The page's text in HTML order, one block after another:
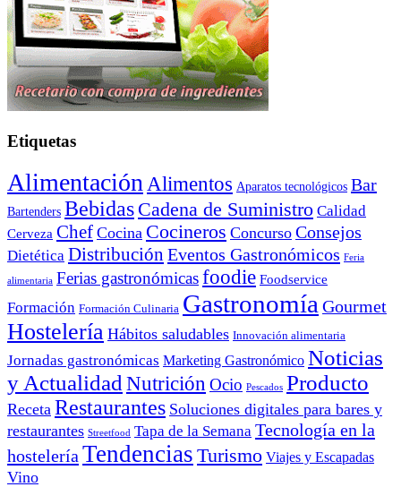
Etiquetas
Alimentación Alimentos Aparatos tecnológicos Bar
Bartenders Bebidas Cadena de Suministro Calidad
Cerveza Chef Cocina Cocineros Concurso Consejos
Dietética Distribución Eventos Gastronómicos Feria
alimentaria Ferias gastronómicasfoodie Foodservice
Formación Formación Culinaria Gastronomía Gourmet
Hostelería Hábitos saludables Innovación alimentaria
Jornadas gastronómicas Marketing Gastronómico Noticias
y Actualidad Nutrición Ocio Pescados Producto
Receta Restaurantes Soluciones digitales para bares y
restaurantes Streetfood Tapa de la Semana Tecnología en la
hostelería Tendencias Turismo Viajes y Escapadas
Vino